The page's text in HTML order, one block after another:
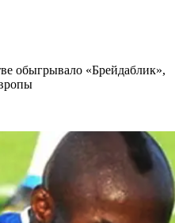
обыгрывало «Брейдаблик»,